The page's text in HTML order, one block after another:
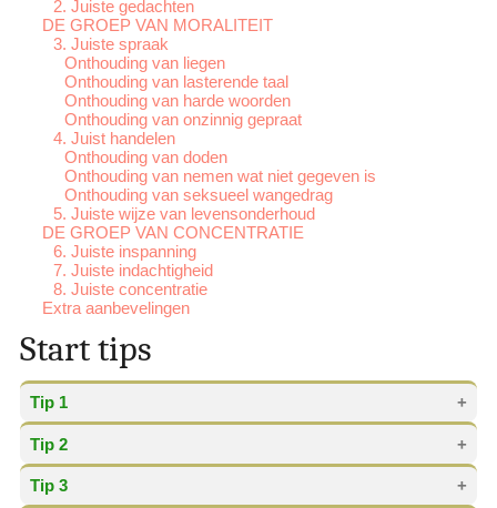
2. Juiste gedachten
DE GROEP VAN MORALITEIT
3. Juiste spraak
Onthouding van liegen
Onthouding van lasterende taal
Onthouding van harde woorden
Onthouding van onzinnig gepraat
4. Juist handelen
Onthouding van doden
Onthouding van nemen wat niet gegeven is
Onthouding van seksueel wangedrag
5. Juiste wijze van levensonderhoud
DE GROEP VAN CONCENTRATIE
6. Juiste inspanning
7. Juiste indachtigheid
8. Juiste concentratie
Extra aanbevelingen
Start tips
Tip 1
Om iets goed te leren is het belangrijk dat je niet te
hard van stapel loopt. Ook het wetenwaarenhoeje
moet beginnen is van groot belang. Neem de tijd om
Tip 2
Bij je verkenning is de
Tip 3